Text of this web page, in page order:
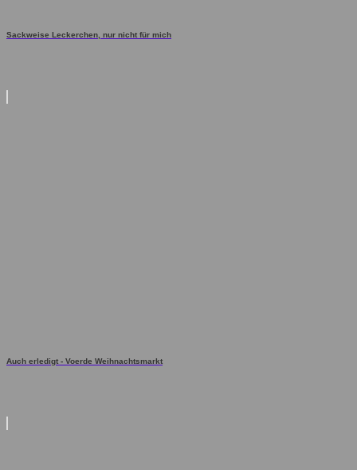
Sackweise Leckerchen, nur nicht für mich
Auch erledigt - Voerde Weihnachtsmarkt